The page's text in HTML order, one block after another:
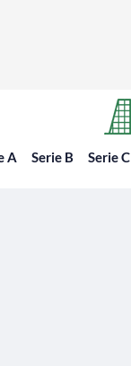
A Serie B Serie C